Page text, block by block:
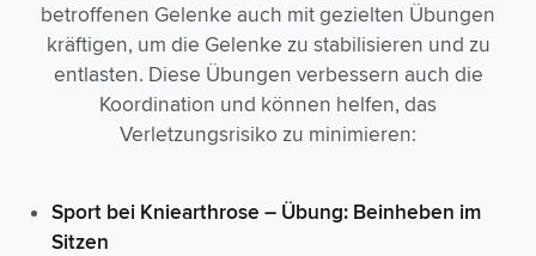
betroffenen Gelenke auch mit gezielten Übungen
kräftigen, um die Gelenke zu stabilisieren und zu
entlasten. Diese Übungen verbessern auch die
Koordination und können helfen, das
Verletzungsrisiko zu minimieren:
Sport bei Kniearthrose – Übung: Beinheben im
Sitzen